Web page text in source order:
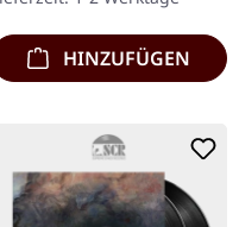
HINZUFÜGEN